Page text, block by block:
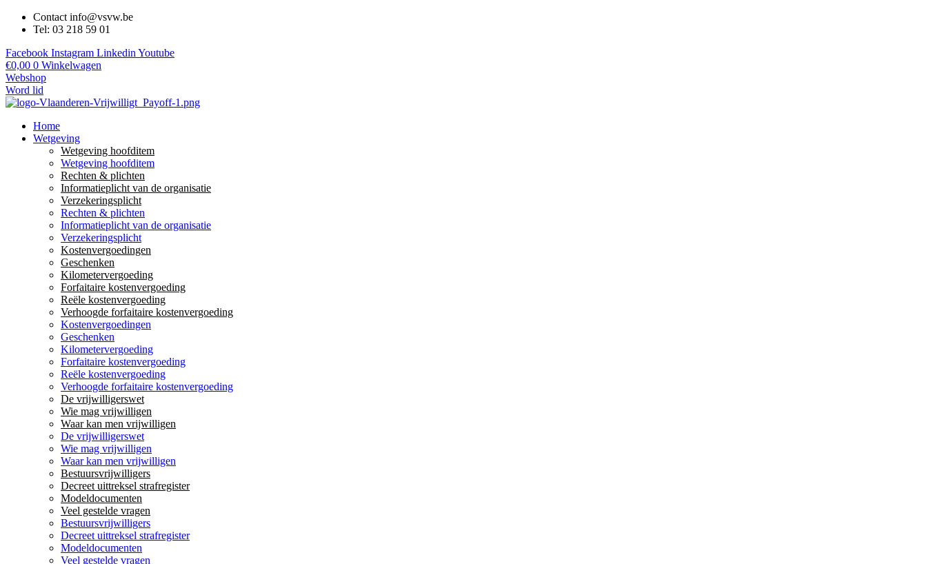
Contact info@vsvw.be
Tel: 03 218 59 01
Facebook Instagram Linkedin Youtube
€0,00 0 Winkelwagen
Webshop
Word lid
Home
Wetgeving
Wetgeving hoofditem
Wetgeving hoofditem
Rechten & plichten
Informatieplicht van de organisatie
Verzekeringsplicht
Rechten & plichten
Informatieplicht van de organisatie
Verzekeringsplicht
Kostenvergoedingen
Geschenken
Kilometervergoeding
Forfaitaire kostenvergoeding
Reële kostenvergoeding
Verhoogde forfaitaire kostenvergoeding
Kostenvergoedingen
Geschenken
Kilometervergoeding
Forfaitaire kostenvergoeding
Reële kostenvergoeding
Verhoogde forfaitaire kostenvergoeding
De vrijwilligerswet
Wie mag vrijwilligen
Waar kan men vrijwilligen
De vrijwilligerswet
Wie mag vrijwilligen
Waar kan men vrijwilligen
Bestuursvrijwilligers
Decreet uittreksel strafregister
Modeldocumenten
Veel gestelde vragen
Bestuursvrijwilligers
Decreet uittreksel strafregister
Modeldocumenten
Veel gestelde vragen